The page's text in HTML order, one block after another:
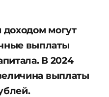
могут
выплаты
В 2024
выплаты